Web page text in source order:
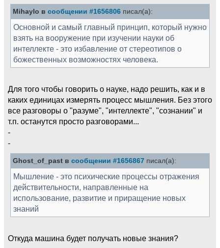
Mihaylo в сообщении #1656806 писал(а):
Основной и самый главный принцип, который нужно
взять на вооружение при изучении науки об
интеллекте - это избавление от стереотипов о
божественных возможностях человека.
Для того чтобы говорить о науке, надо решить, как и в
каких единицах измерять процесс мышления. Без этого
все разговоры о "разуме", "интеллекте", "сознании" и
т.п. останутся просто разговорами...
-
-
Ghost_of_past в сообщении #1656867 писал(а):
Мышление - это психические процессы отражения
действительности, направленные на
использование, развитие и приращение новых
знаний
Откуда машина будет получать новые знания?